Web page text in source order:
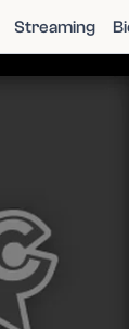
Streaming